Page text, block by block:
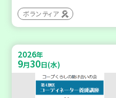
ボランティア
2026年
9月30日(水)